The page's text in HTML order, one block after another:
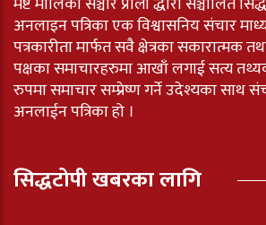
अनलाइन पत्रिका एक विश्वासनिय संचार
पत्रकारीता मार्फत सवै क्षेत्रका सकारात्मक
पक्षका समाचारहरुमा आखाँ लगाई सत्य
रुपमा समाचार सम्प्रेष्ण गर्ने उदेश्यका साथ
अनलाईन पत्रिका हो ।
सिद्धटोपी खबरका लागि